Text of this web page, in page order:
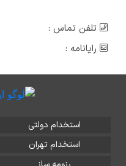
تلفن تماس :
رایانامه :
استخدام دولتی
استخدام تهران